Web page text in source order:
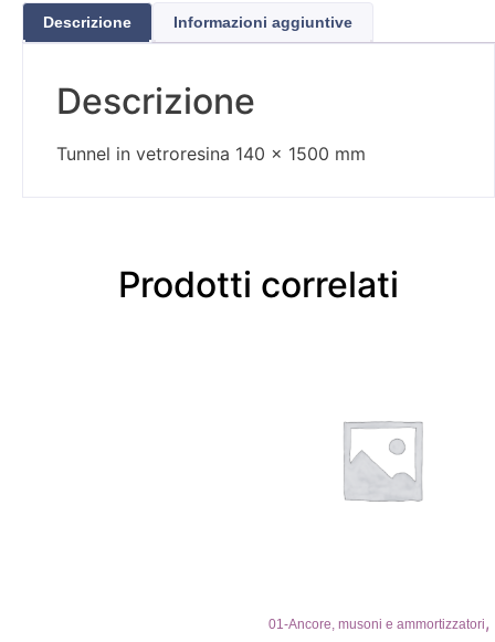
Descrizione Informazioni aggiuntive
Descrizione
Tunnel in vetroresina 140 x 1500 mm
Prodotti correlati
01-Ancore, musoni e ammortizzatori,